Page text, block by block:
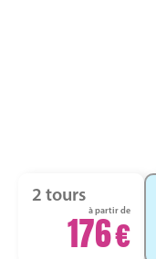
2 tours
à partir de
176